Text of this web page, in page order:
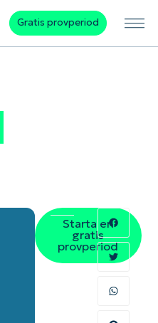
Gratis provperiod
Starta en
gratis
provperiod